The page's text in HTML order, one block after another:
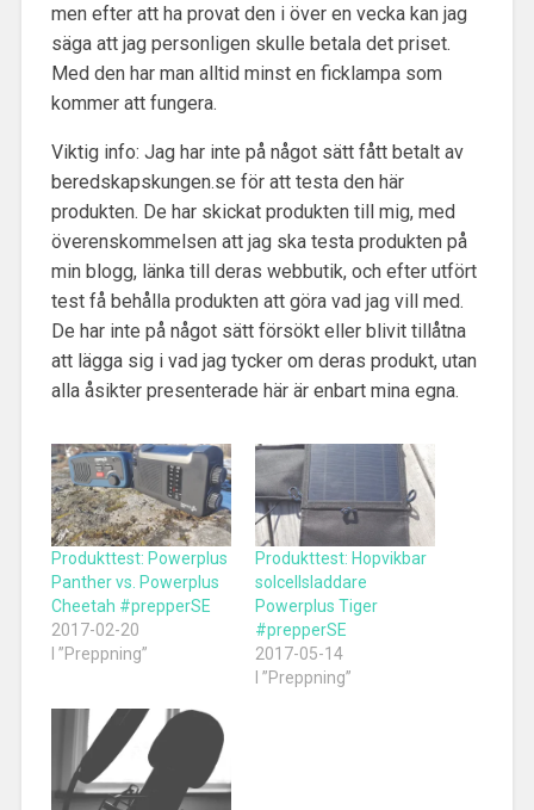
men efter att ha provat den i över en vecka kan jag
säga att jag personligen skulle betala det priset.
Med den har man alltid minst en ficklampa som
kommer att fungera.
Viktig info: Jag har inte på något sätt fått betalt av
beredskapskungen.se för att testa den här
produkten. De har skickat produkten till mig, med
överenskommelsen att jag ska testa produkten på
min blogg, länka till deras webbutik, och efter utfört
test få behålla produkten att göra vad jag vill med.
De har inte på något sätt försökt eller blivit tillåtna
att lägga sig i vad jag tycker om deras produkt, utan
alla åsikter presenterade här är enbart mina egna.
Produkttest: Powerplus
Panther vs. Powerplus
Cheetah #prepperSE
2017-02-20
I ”Preppning”
Produkttest: Hopvikbar
solcellsladdare
Powerplus Tiger
#prepperSE
2017-05-14
I ”Preppning”